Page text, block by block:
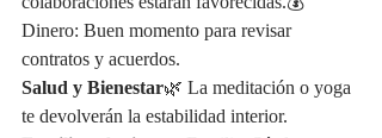
Dinero: Buen momento para revisar
contratos y acuerdos.
Salud y Bienestar🌿 La meditación o yoga
te devolverán la estabilidad interior.